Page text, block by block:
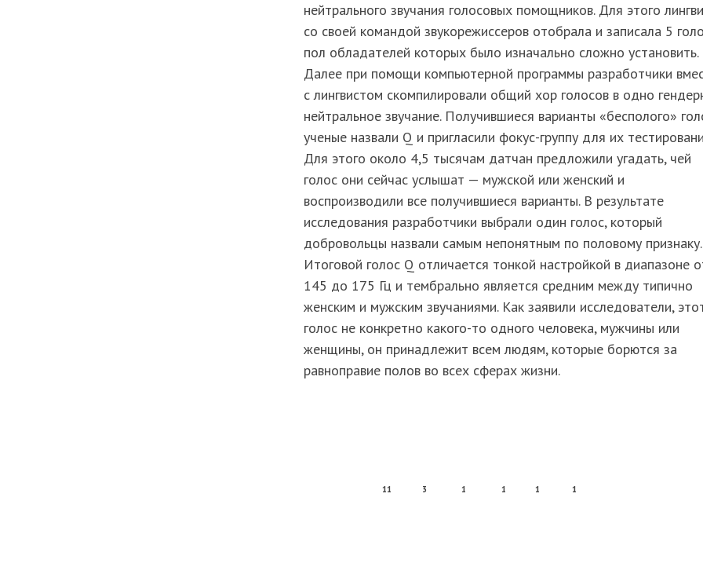
нейтрального звучания голосовых помощников. Для этого
со своей командой звукорежиссеров отобрала и записала 5
пол обладателей которых было изначально сложно установить.
Далее при помощи компьютерной программы разработчики
с лингвистом скомпилировали общий хор голосов в одно
нейтральное звучание. Получившиеся варианты «бесполого»
ученые назвали Q и пригласили фокус-группу для их
Для этого около 4,5 тысячам датчан предложили угадать, чей
голос они сейчас услышат — мужской или женский и
воспроизводили все получившиеся варианты. В результате
исследования разработчики выбрали один голос, который
добровольцы назвали самым непонятным по половому признаку.
Итоговой голос Q отличается тонкой настройкой в диапазоне
145 до 175 Гц и тембрально является средним между типично
женским и мужским звучаниями. Как заявили исследователи,
голос не конкретно какого-то одного человека, мужчины или
женщины, он принадлежит всем людям, которые борются за
равноправие полов во всех сферах жизни.
11 3 1 1 1 1